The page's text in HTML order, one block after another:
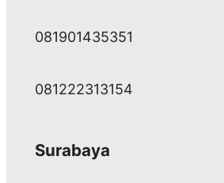
081901435351
081222313154
Surabaya